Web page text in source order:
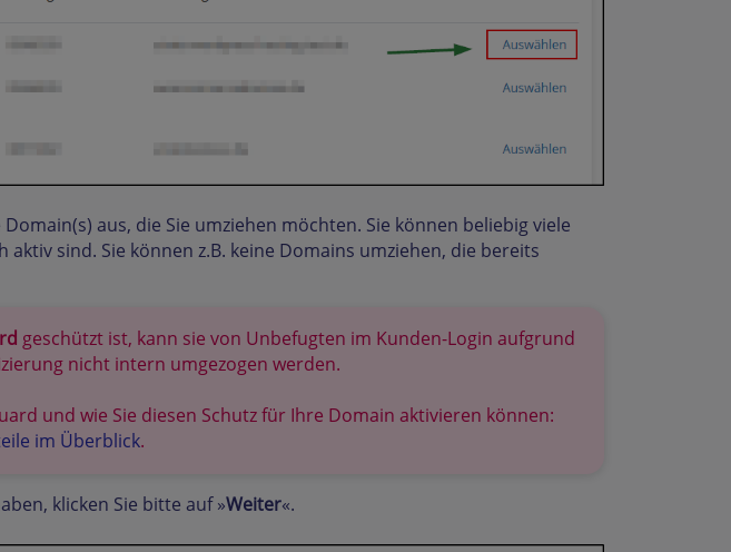
aus, die Sie umziehen möchten. Sie können beliebig viele
sind. Sie können z.B. keine Domains umziehen, die bereits
geschützt ist, kann sie von Unbefugten im Kunden-Login aufgrund
nicht intern umgezogen werden.
und wie Sie diesen Schutz für Ihre Domain aktivieren können:
im Überblick.
klicken Sie bitte auf »Weiter«.